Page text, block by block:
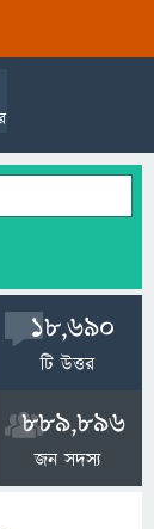
18,690
টি উত্তর
889,896
জন সদস্য